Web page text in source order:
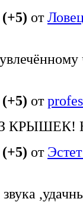
от
от
КРЫШЕК!
от